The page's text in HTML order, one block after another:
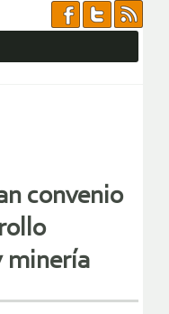
convenio
minería